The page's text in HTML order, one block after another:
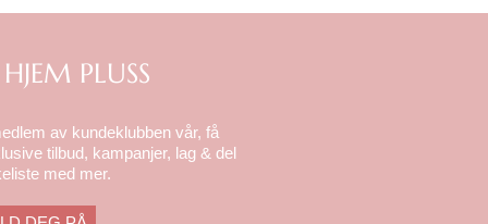
PLUSS
av kundeklubben vår, få
tilbud, kampanjer, lag & del
med mer.